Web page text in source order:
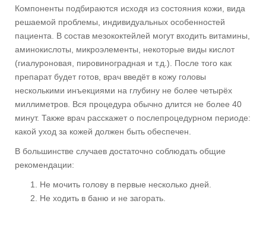
Компоненты подбираются исходя из состояния кожи, вида
решаемой проблемы, индивидуальных особенностей
пациента. В состав мезококтейлей могут входить витамины,
аминокислоты, микроэлементы, некоторые виды кислот
(гиалуроновая, пировиноградная и т.д.). После того как
препарат будет готов, врач введёт в кожу головы
несколькими инъекциями на глубину не более четырёх
миллиметров. Вся процедура обычно длится не более 40
минут. Также врач расскажет о послепроцедурном периоде:
какой уход за кожей должен быть обеспечен.
В большинстве случаев достаточно соблюдать общие
рекомендации:
Не мочить голову в первые несколько дней.
Не ходить в баню и не загорать.